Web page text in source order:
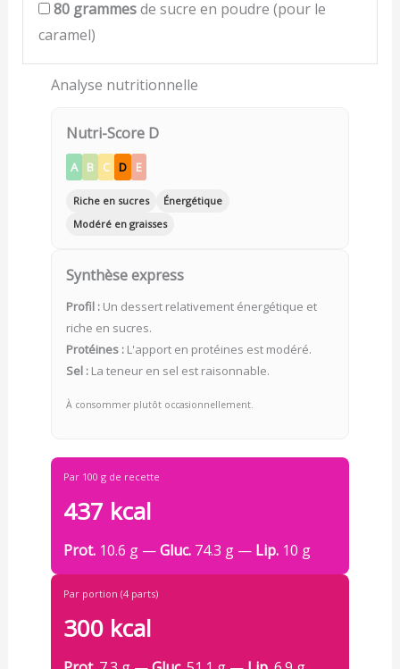
80 grammesde sucre en poudre (pour le
caramel)
Analyse nutritionnelle
Nutri-Score D
A B C D E
Riche en sucres
Énergétique
Modéré en graisses
Synthèse express
Profil :Un dessert relativement énergétique et
riche en sucres.
Protéines :L'apport en protéines est modéré.
Sel :La teneur en sel est raisonnable.
À consommer plutôt occasionnellement.
Par 100 g de recette
437 kcal
Prot.10.6 g —Gluc.74.3 g — Lip.10 g
Par portion (4 parts)
300 kcal